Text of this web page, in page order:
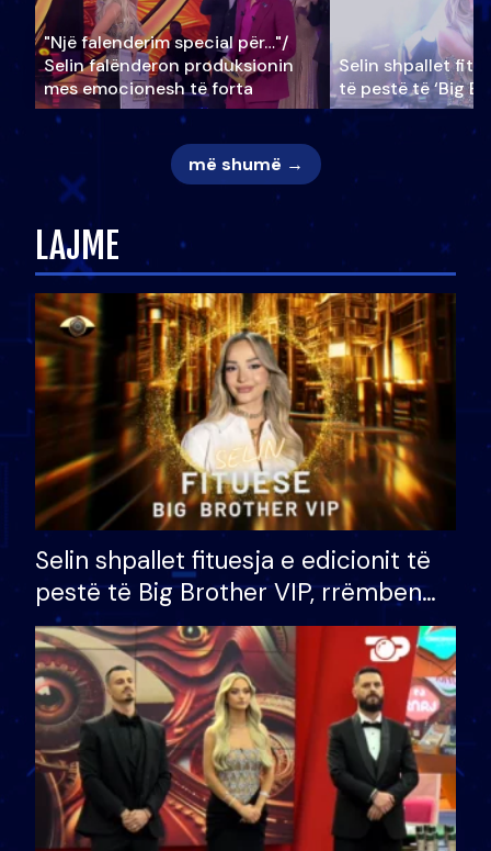
"Një falenderim special për…"/
Selin falënderon produksionin
mes emocionesh të forta
Selin shpallet
të pestë të ‘Big
më shumë →
LAJME
Selin shpallet fituesja e edicionit të
pestë të Big Brother VIP, rrëmben
çmimin e madh prej 100 mijë eurosh